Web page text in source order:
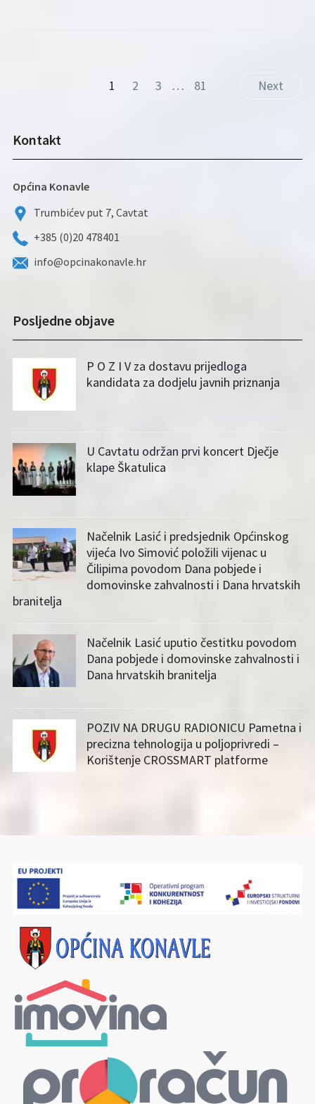
1 2 3 … 81 Next
Kontakt
Općina Konavle
Trumbićev put 7, Cavtat
+385 (0)20 478401
info@opcinakonavle.hr
Posljedne objave
P O Z I V za dostavu prijedloga
kandidata za dodjelu javnih priznanja
U Cavtatu održan prvi koncert Dječje
klape Škatulica
Načelnik Lasić i predsjednik Općinskog
vijeća Ivo Simović položili vijenac u
Čilipima povodom Dana pobjede i
domovinske zahvalnosti i Dana hrvatskih
branitelja
Načelnik Lasić uputio čestitku povodom
Dana pobjede i domovinske zahvalnosti i
Dana hrvatskih branitelja
POZIV NA DRUGU RADIONICU Pametna i
precizna tehnologija u poljoprivredi –
Korištenje CROSSMART platforme